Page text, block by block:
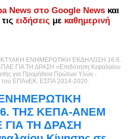
News στο Google News και
ειδήσεις με καθημερινή
ENHΜΕΡΩΤΙΚΗ ΕΚΔΗΛΩΣΗ 16.6.
ΓΙΑ ΤΗ ΔΡΑΣΗ «Επιδότηση Κεφαλαίου
για Προμήθεια Πρώτων Υλών -
ΕΠΑνΕΚ, ΕΣΠΑ 2014-2020.
ΤΗΣ ΚΕΠΑ-ΑΝΕΜ
ΤΗ ΔΡΑΣΗ